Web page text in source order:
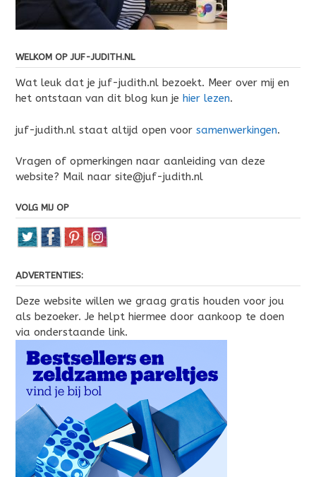
WELKOM OP JUF-JUDITH.NL
Wat leuk dat je juf-judith.nl bezoekt. Meer over mij en
het ontstaan van dit blog kun je hier lezen.
juf-judith.nl staat altijd open voor samenwerkingen.
Vragen of opmerkingen naar aanleiding van deze
website? Mail naar site@juf-judith.nl
VOLG MIJ OP
ADVERTENTIES:
Deze website willen we graag gratis houden voor jou
als bezoeker. Je helpt hiermee door aankoop te doen
via onderstaande link.